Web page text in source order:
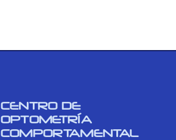
CENTRO DE
OPTOMETRÍA
COMPORTAMENTAL